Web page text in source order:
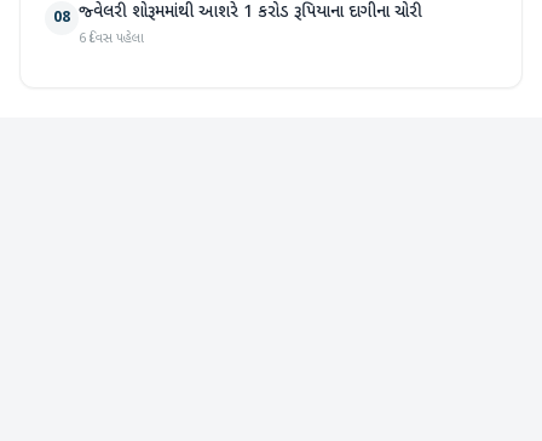
08 જ્વેલરી શોરૂમમાંથી આશરે 1 કરોડ રૂપિયાના દાગીના ચોરી
6 દિવસ પહેલા